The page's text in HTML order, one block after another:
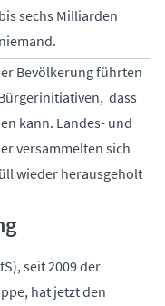
sechs Milliarden
Bevölkerung führten
dass
kann. Landes- und
versammelten sich
wieder herausgeholt
seit 2009 der
hat jetzt den